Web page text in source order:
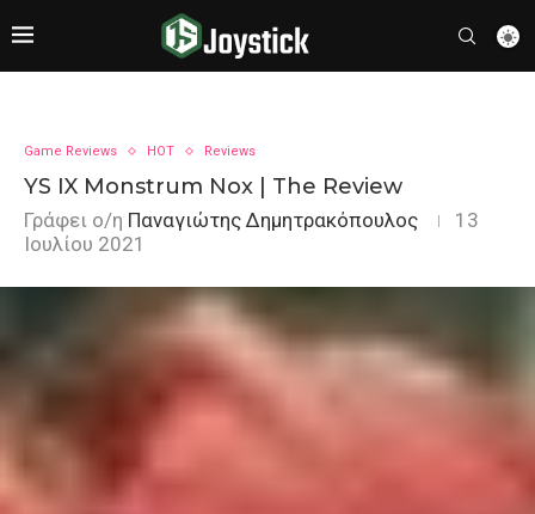
Game Reviews HOT Reviews
YS IX Monstrum Nox | The Review
Γράφει ο/η Παναγιώτης Δημητρακόπουλος
13
Ιουλίου 2021